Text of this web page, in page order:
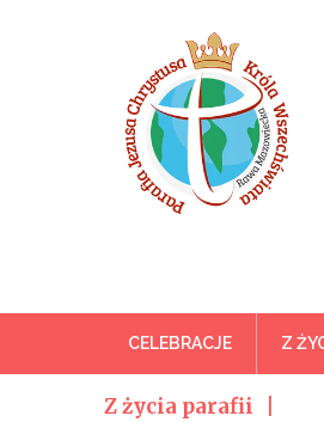
Parafia
CELEBRACJE Z
Z życia parafii